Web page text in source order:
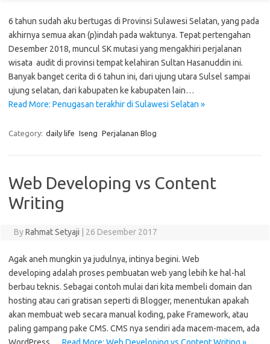
6 tahun sudah aku bertugas di Provinsi Sulawesi Selatan, yang pada
akhirnya semua akan (p)indah pada waktunya. Tepat pertengahan
Desember 2018, muncul SK mutasi yang mengakhiri perjalanan
wisata audit di provinsi tempat kelahiran Sultan Hasanuddin ini.
Banyak banget cerita di 6 tahun ini, dari ujung utara Sulsel sampai
ujung selatan, dari kabupaten ke kabupaten lain…
Read More: Penugasan terakhir di Sulawesi Selatan »
Category: daily life Iseng Perjalanan Blog
Web Developing vs Content
Writing
ByRahmat Setyaji 26 Desember 2017
Agak aneh mungkin ya judulnya, intinya begini. Web
developing adalah proses pembuatan web yang lebih ke hal-hal
berbau teknis. Sebagai contoh mulai dari kita membeli domain dan
hosting atau cari gratisan seperti di Blogger, menentukan apakah
akan membuat web secara manual koding, pake Framework, atau
paling gampang pake CMS. CMS nya sendiri ada macem-macem, ada